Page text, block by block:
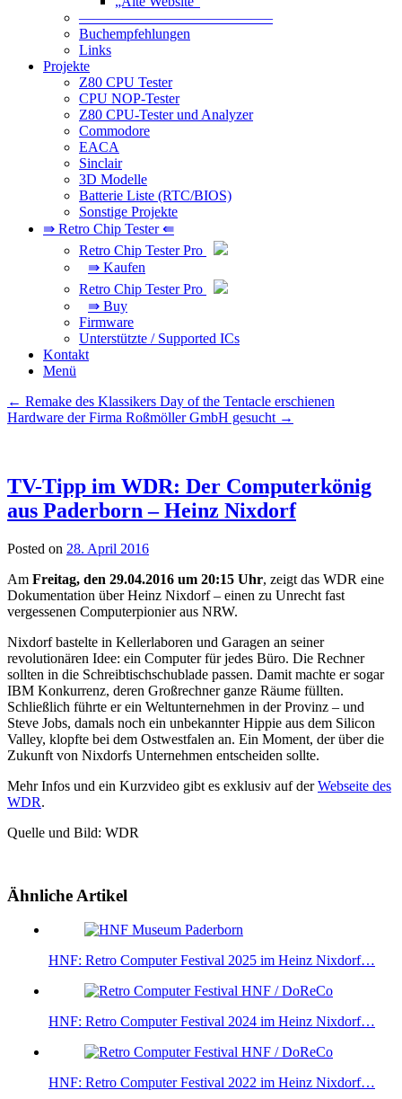
—————————————–
Buchempfehlungen
Links
Projekte
Z80 CPU Tester
CPU NOP-Tester
Z80 CPU-Tester und Analyzer
Commodore
EACA
Sinclair
3D Modelle
Batterie Liste (RTC/BIOS)
Sonstige Projekte
⇛ Retro Chip Tester ⇚
Retro Chip Tester Pro
⇛ Kaufen
Retro Chip Tester Pro
⇛ Buy
Firmware
Unterstützte / Supported ICs
Kontakt
Menü
Beitragsnavigation
← Remake des Klassikers Day of the Tentacle erschienen
Hardware der Firma Roßmöller GmbH gesucht →
TV-Tipp im WDR: Der Computerkönig
aus Paderborn – Heinz Nixdorf
Posted on 28. April 2016
Am Freitag, den 29.04.2016 um 20:15 Uhr, zeigt das WDR eine
Dokumentation über Heinz Nixdorf – einen zu Unrecht fast
vergessenen Computerpionier aus NRW.
Nixdorf bastelte in Kellerlaboren und Garagen an seiner
revolutionären Idee: ein Computer für jedes Büro. Die Rechner
sollten in die Schreibtischschublade passen. Damit machte er sogar
IBM Konkurrenz, deren Großrechner ganze Räume füllten.
Schließlich führte er ein Weltunternehmen in der Provinz – und
Steve Jobs, damals noch ein unbekannter Hippie aus dem Silicon
Valley, klopfte bei dem Ostwestfalen an. Ein Moment, der über die
Zukunft von Nixdorfs Unternehmen entscheiden sollte.
Mehr Infos und ein Kurzvideo gibt es exklusiv auf derWebseite des
WDR.
Quelle und Bild: WDR
Ähnliche Artikel
HNF: Retro Computer Festival 2025 im Heinz Nixdorf…
HNF: Retro Computer Festival 2024 im Heinz Nixdorf…
HNF: Retro Computer Festival 2022 im Heinz Nixdorf…